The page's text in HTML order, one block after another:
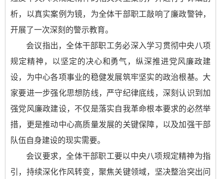
析，以真实案例为镜，为全体干部职工敲响了廉政警钟，
开展了一次深刻的警示教育。
会议指出，全体干部职工务必深入学习贯彻中央八项
规定精神，以坚定的决心和勇气，纵深推进党风廉政建
设，为中心各项事业的稳健发展筑牢坚实的政治根基。大
家要进一步强化思想防线，严守纪律底线，深刻认识到加
强党风廉政建设，不仅是落实自我革命根本要求的必然举
措，更是推动中心高质量发展的关键保障，以及加强干部
队伍自身建设的现实需要。
会议要求，全体干部职工要以中央八项规定精神为指
引，持续深化作风转变，聚焦关键领域，坚决整治突出问